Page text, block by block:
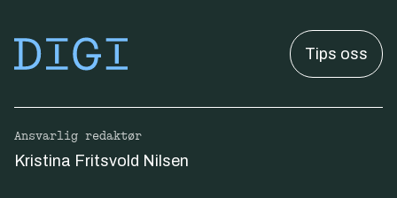
Tips oss
Ansvarlig redaktør
Kristina Fritsvold Nilsen